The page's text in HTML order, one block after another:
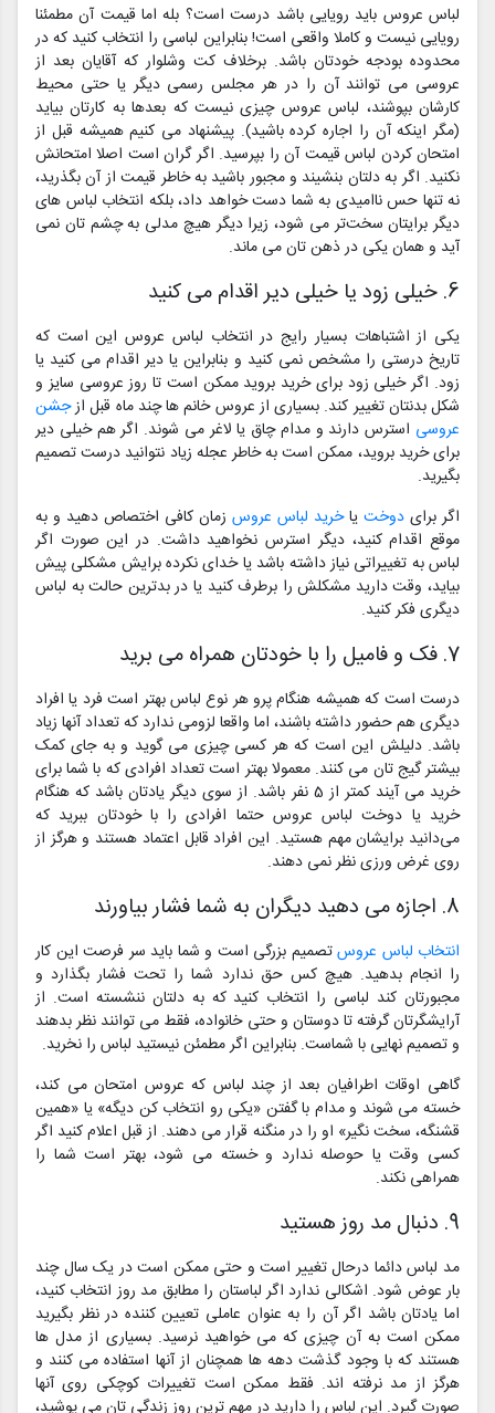
لباس عروس باید رویایی باشد درست است؟ بله اما قیمت آن مطمئنا
رویایی نیست و کاملا واقعی است! بنابراین لباسی را انتخاب کنید که در
محدوده بودجه خودتان باشد. برخلاف کت وشلوار که آقایان بعد از
عروسی می توانند آن را در هر مجلس رسمی دیگر یا حتی محیط
کارشان بپوشند، لباس عروس چیزی نیست که بعدها به کارتان بیاید
(مگر اینکه آن را اجاره کرده باشید). پیشنهاد می کنیم همیشه قبل از
امتحان کردن لباس قیمت آن را بپرسید. اگر گران است اصلا امتحانش
نکنید. اگر به دلتان بنشیند و مجبور باشید به خاطر قیمت از آن بگذرید،
نه تنها حس ناامیدی به شما دست خواهد داد، بلکه انتخاب لباس های
دیگر برایتان سخت‌تر می شود، زیرا دیگر هیچ مدلی به چشم تان نمی
آید و همان یکی در ذهن تان می ماند.
6. خیلی زود یا خیلی دیر اقدام می کنید
یکی از اشتباهات بسیار رایج در انتخاب لباس عروس این است که
تاریخ درستی را مشخص نمی کنید و بنابراین یا دیر اقدام می کنید یا
زود. اگر خیلی زود برای خرید بروید ممکن است تا روز عروسی سایز و
شکل بدنتان تغییر کند. بسیاری از عروس خانم ها چند ماه قبل ازجشن
عروسی استرس دارند و مدام چاق یا لاغر می شوند. اگر هم خیلی دیر
برای خرید بروید، ممکن است به خاطر عجله زیاد نتوانید درست تصمیم
بگیرید.
اگر برای دوخت یاخرید لباس عروس زمان کافی اختصاص دهید و به
موقع اقدام کنید، دیگر استرس نخواهید داشت. در این صورت اگر
لباس به تغییراتی نیاز داشته باشد یا خدای نکرده برایش مشکلی پیش
بیاید، وقت دارید مشکلش را برطرف کنید یا در بدترین حالت به لباس
دیگری فکر کنید.
7. فک و فامیل را با خودتان همراه می برید
درست است که همیشه هنگام پرو هر نوع لباس بهتر است فرد یا افراد
دیگری هم حضور داشته باشند، اما واقعا لزومی ندارد که تعداد آنها زیاد
باشد. دلیلش این است که هر کسی چیزی می گوید و به جای کمک
بیشتر گیج تان می کنند. معمولا بهتر است تعداد افرادی که با شما برای
خرید می آیند کمتر از 5 نفر باشد. از سوی دیگر یادتان باشد که هنگام
خرید یا دوخت لباس عروس حتما افرادی را با خودتان ببرید که
می‌دانید برایشان مهم هستید. این افراد قابل اعتماد هستند و هرگز از
روی غرض ورزی نظر نمی دهند.
8. اجازه می دهید دیگران به شما فشار بیاورند
انتخاب لباس عروستصمیم بزرگی است و شما باید سر فرصت این کار
را انجام بدهید. هیچ کس حق ندارد شما را تحت فشار بگذارد و
مجبورتان کند لباسی را انتخاب کنید که به دلتان ننشسته است. از
آرایشگرتان گرفته تا دوستان و حتی خانواده، فقط می توانند نظر بدهند
و تصمیم نهایی با شماست. بنابراین اگر مطمئن نیستید لباس را نخرید.
گاهی اوقات اطرافیان بعد از چند لباس که عروس امتحان می کند،
خسته می شوند و مدام با گفتن «یکی رو انتخاب کن دیگه» یا «همین
قشنگه، سخت نگیر» او را در منگنه قرار می دهند. از قبل اعلام کنید اگر
کسی وقت یا حوصله ندارد و خسته می شود، بهتر است شما را
همراهی نکند.
9. دنبال مد روز هستید
مد لباس دائما درحال تغییر است و حتی ممکن است در یک سال چند
بار عوض شود. اشکالی ندارد اگر لباستان را مطابق مد روز انتخاب کنید،
اما یادتان باشد اگر آن را به عنوان عاملی تعیین کننده در نظر بگیرید
ممکن است به آن چیزی که می خواهید نرسید. بسیاری از مدل ها
هستند که با وجود گذشت دهه ها همچنان از آنها استفاده می کنند و
هرگز از مد نرفته اند. فقط ممکن است تغییرات کوچکی روی آنها
صورت گیرد. این لباس را دارید در مهم ترین روز زندگی تان می پوشید،